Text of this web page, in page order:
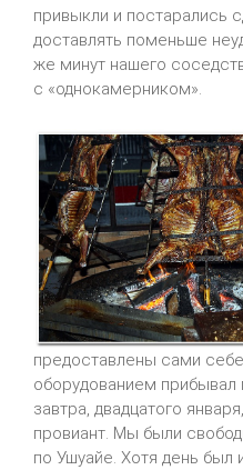
привыкли и постарались
доставлять поменьше
же минут нашего
с «однокамерником».
предоставлены сами
оборудованием прибывал
завтра, двадцатого
провиант. Мы были
по Ушуайе. Хотя день